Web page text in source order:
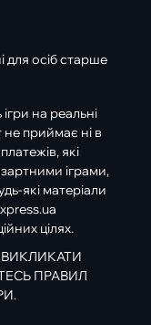
для осіб старше
на реальні
не приймає ні в
які
іграми,
які матеріали
цілях.
ВИКЛИКАТИ
ПРАВИЛ